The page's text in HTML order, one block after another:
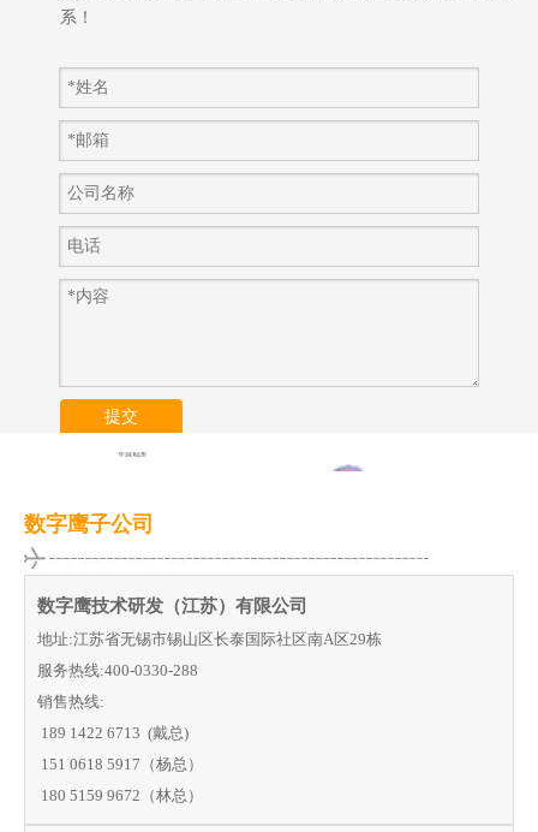
系！
提交
数字鹰子公司
数字鹰技术研发（江苏）有限公司
地址:江苏省无锡市锡山区长泰国际社区南A区29栋
服务热线:400-0330-288
销售热线:
189 1422 6713 (戴总)
151 0618 5917（杨总）
180 5159 9672（林总）